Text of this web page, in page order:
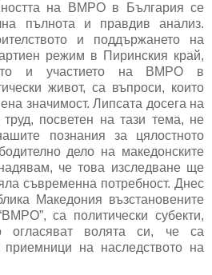
на ВМРО в България се
пълнота и правдив анализ.
и поддържането на
режим в Пиринския край,
и участието на ВМРО в
живот, са въпроси, които
значимост. Липсата досега на
труд, посветен на тази тема, не
познания за цялостното
дело на македонските
че това изследване ще
съвременна потребност. Днес
Македония възстановените
са политически субекти,
огласяват волята си, че са
приемници на наследството на